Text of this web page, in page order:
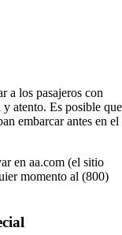
a los pasajeros con
atento. Es posible que
embarcar antes en el
en aa.com (el sitio
momento al (800)